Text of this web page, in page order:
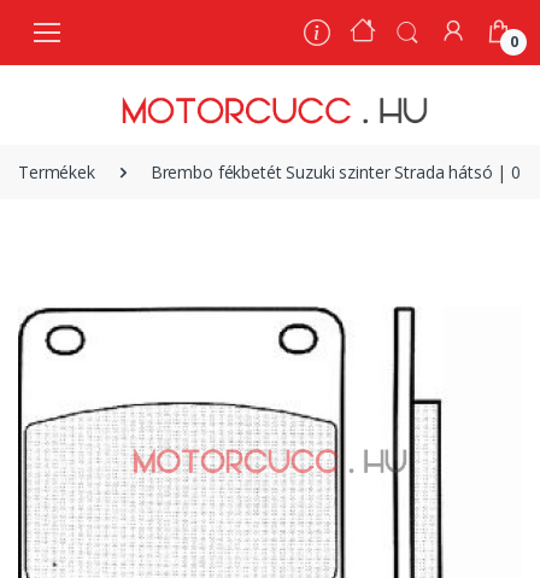
0
Termékek Brembo fékbetét Suzuki szinter Strada hátsó |
0